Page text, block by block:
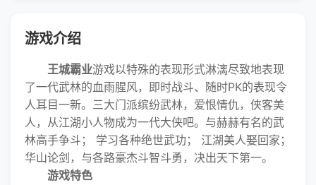
游戏介绍
王城霸业游戏以特殊的表现形式淋漓尽致地表现
了一代武林的血雨腥风，即时战斗、随时PK的表现令
人耳目一新。三大门派缤纷武林，爱恨情仇，侠客美
人，从江湖小人物成为一代大侠吧。与赫赫有名的武
林高手争斗； 学习各种绝世武功； 江湖美人娶回家；
华山论剑，与各路豪杰斗智斗勇，决出天下第一。
游戏特色